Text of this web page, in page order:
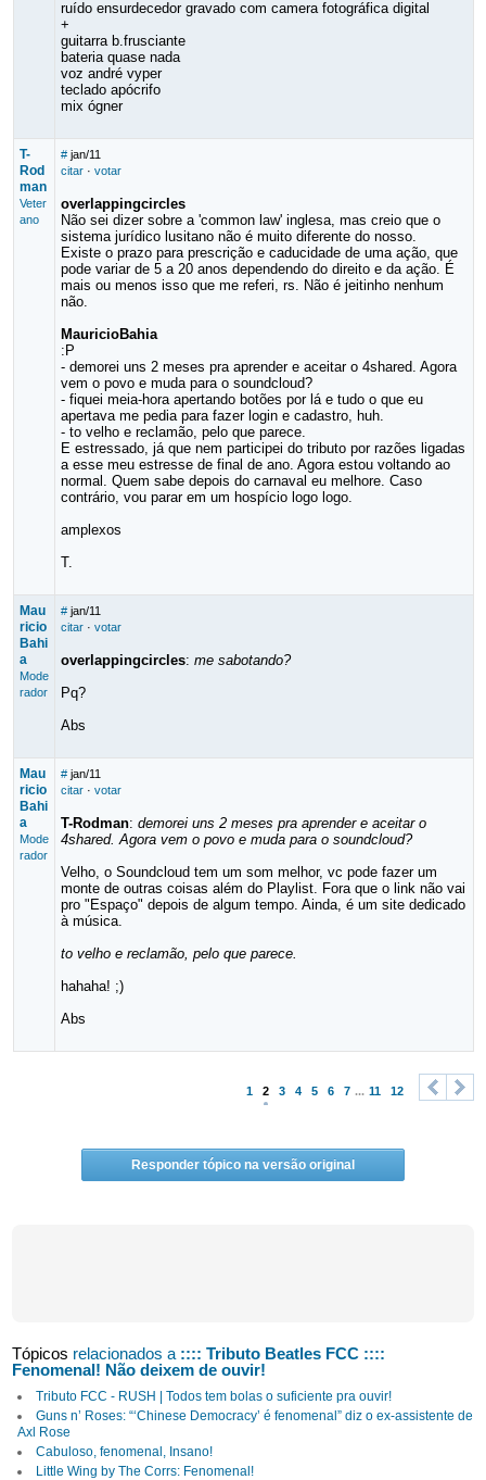
ruído ensurdecedor gravado com camera fotográfica digital
+
guitarra b.frusciante
bateria quase nada
voz andré vyper
teclado apócrifo
mix ógner
T-
Rod
man
Veter
ano
# jan/11
citar· votar
overlappingcircles
Não sei dizer sobre a 'common law' inglesa, mas creio que o
sistema jurídico lusitano não é muito diferente do nosso.
Existe o prazo para prescrição e caducidade de uma ação, que
pode variar de 5 a 20 anos dependendo do direito e da ação. É
mais ou menos isso que me referi, rs. Não é jeitinho nenhum
não.
MauricioBahia
:P
- demorei uns 2 meses pra aprender e aceitar o 4shared. Agora
vem o povo e muda para o soundcloud?
- fiquei meia-hora apertando botões por lá e tudo o que eu
apertava me pedia para fazer login e cadastro, huh.
- to velho e reclamão, pelo que parece.
E estressado, já que nem participei do tributo por razões ligadas
a esse meu estresse de final de ano. Agora estou voltando ao
normal. Quem sabe depois do carnaval eu melhore. Caso
contrário, vou parar em um hospício logo logo.
amplexos
T.
Mau
ricio
Bahi
a
Mode
rador
# jan/11
citar· votar
overlappingcircles: me sabotando?
Pq?
Abs
Mau
ricio
Bahi
a
Mode
rador
# jan/11
citar· votar
T-Rodman: demorei uns 2 meses pra aprender e aceitar o
4shared. Agora vem o povo e muda para o soundcloud?
Velho, o Soundcloud tem um som melhor, vc pode fazer um
monte de outras coisas além do Playlist. Fora que o link não vai
pro "Espaço" depois de algum tempo. Ainda, é um site dedicado
à música.
to velho e reclamão, pelo que parece.
hahaha! ;)
Abs
1 2 3 4 5 6 7 ... 11 12
>
Responder tópico na versão original
Tópicos relacionados a :::: Tributo Beatles FCC ::::
Fenomenal! Não deixem de ouvir!
Tributo FCC - RUSH | Todos tem bolas o suficiente pra ouvir!
Guns n’ Roses: “‘Chinese Democracy’ é fenomenal” diz o ex-assistente de
Axl Rose
Cabuloso, fenomenal, Insano!
Little Wing by The Corrs: Fenomenal!